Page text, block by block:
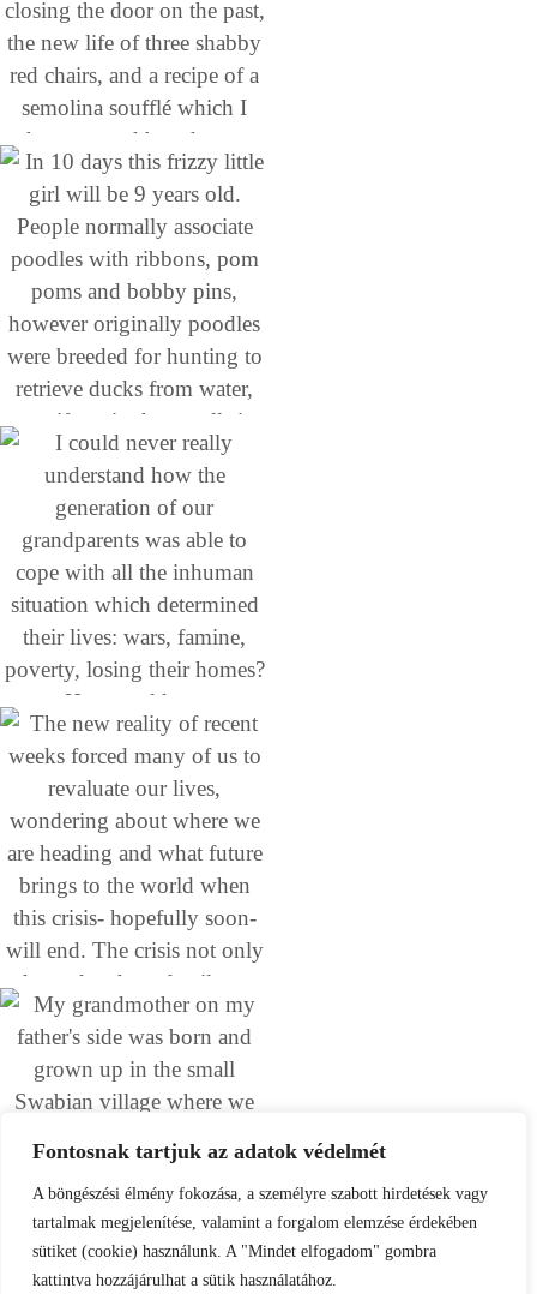
Fontosnak tartjuk az adatok védelmét
A böngészési élmény fokozása, a személyre szabott hirdetések vagy
tartalmak megjelenítése, valamint a forgalom elemzése érdekében
sütiket (cookie) használunk. A "Mindet elfogadom" gombra
kattintva hozzájárulhat a sütik használatához.